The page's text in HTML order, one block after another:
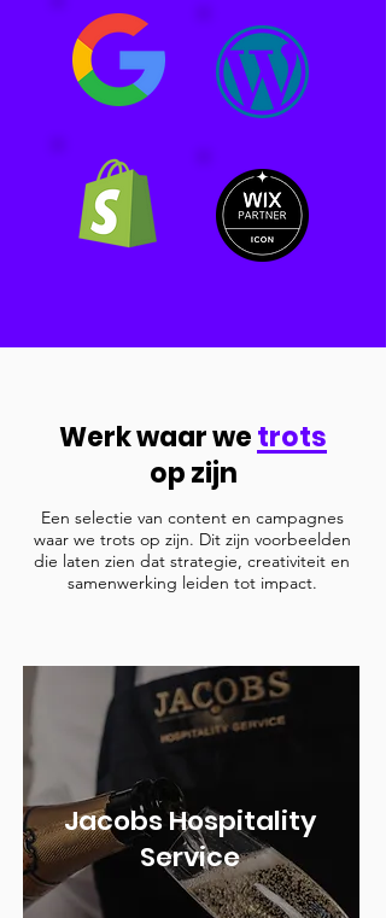
Werk waar wetrots
op zijn
Een selectie van content en campagnes
waar we trots op zijn. Dit zijn voorbeelden
die laten zien dat strategie, creativiteit en
samenwerking leiden tot impact.
Jacobs Hospitality
Service